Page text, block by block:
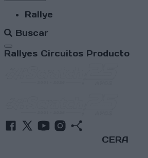
Rallye
Buscar
Abrir menú
Rallyes Circuitos Producto
CERA